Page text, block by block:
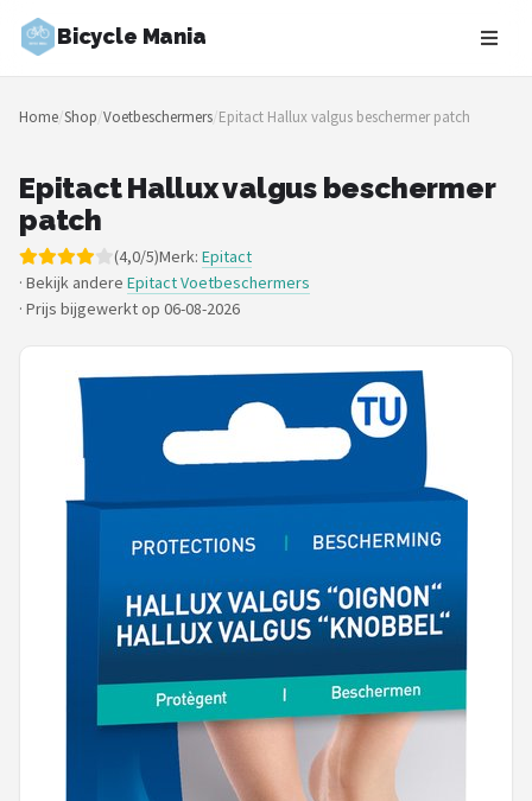
Bicycle Mania
Zoeken
NAVIGATIE
Merken
Blog
Fietsroutes
Kinderfietsen
Stadsfietsen
Home/Shop/Voetbeschermers/Epitact Hallux valgus beschermer patch
Epitact Hallux valgus beschermer
patch
(4,0/5)Merk: Epitact
· Bekijk andere Epitact Voetbeschermers
· Prijs bijgewerkt op 06-08-2026